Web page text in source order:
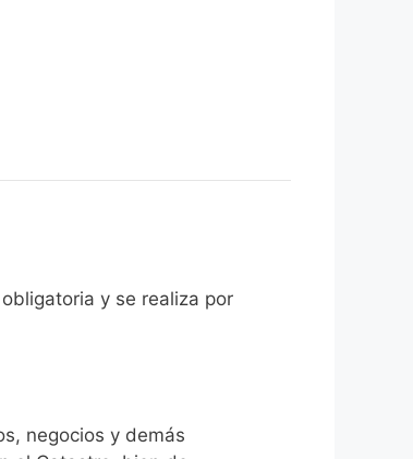
y se realiza por
negocios y demás